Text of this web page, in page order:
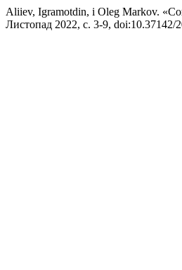
Aliiev, Igramotdin, і Oleg Markov.
Листопад 2022, с. 3-9, doi:10.37142/